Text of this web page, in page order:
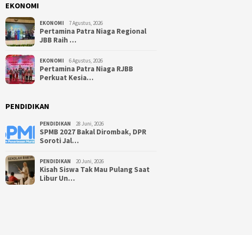
EKONOMI
EKONOMI 7 Agustus, 2026
Pertamina Patra Niaga Regional
JBB Raih …
EKONOMI 6 Agustus, 2026
Pertamina Patra Niaga RJBB
Perkuat Kesia…
PENDIDIKAN
PENDIDIKAN 28 Juni, 2026
SPMB 2027 Bakal Dirombak, DPR
Soroti Jal…
PENDIDIKAN 20 Juni, 2026
Kisah Siswa Tak Mau Pulang Saat
Libur Un…